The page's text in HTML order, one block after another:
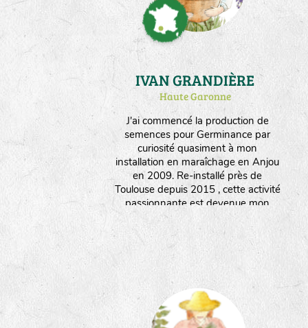
J'ai commencé la production de
semences pour Germinance par
curiosité quasiment à mon
installation en maraîchage en Anjou
en 2009. Re-installé près de
Toulouse depuis 2015 , cette activité
passionnante est devenue mon
métier et je travaille pour plusieurs
semenciers. Ma surface de culture
dédiée aux semences est partagée
entre les engrais verts multipliés sur
1ha et les potagères sur 5000m².
IVAN GRANDIÈRE
Haute Garonne